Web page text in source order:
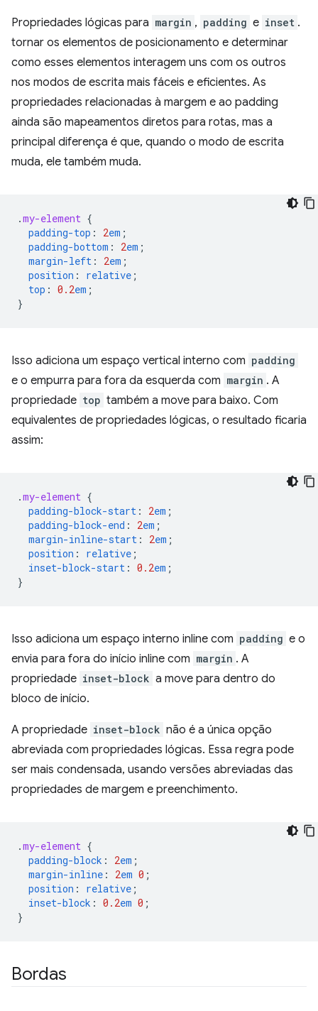
Propriedades lógicas para margin , padding e inset .
tornar os elementos de posicionamento e determinar
como esses elementos interagem uns com os outros
nos modos de escrita mais fáceis e eficientes. As
propriedades relacionadas à margem e ao padding
ainda são mapeamentos diretos para rotas, mas a
principal diferença é que, quando o modo de escrita
muda, ele também muda.
.my-element {
padding-top : 2em ;
padding-bottom : 2em ;
margin-left : 2em ;
position : relative ;
top : 0.2em ;
}
Isso adiciona um espaço vertical interno com padding
e o empurra para fora da esquerda com margin . A
propriedade top também a move para baixo. Com
equivalentes de propriedades lógicas, o resultado ficaria
assim:
.my-element {
padding-block-start : 2em ;
padding-block-end : 2em ;
margin-inline-start : 2em ;
position : relative ;
inset-block-start : 0.2em ;
}
Isso adiciona um espaço interno inline com padding e o
envia para fora do início inline com margin . A
propriedade inset-block a move para dentro do
bloco de início.
A propriedade inset-block não é a única opção
abreviada com propriedades lógicas. Essa regra pode
ser mais condensada, usando versões abreviadas das
propriedades de margem e preenchimento.
.my-element {
padding-block : 2em ;
margin-inline : 2em 0 ;
position : relative ;
inset-block : 0.2em 0 ;
}
Bordas